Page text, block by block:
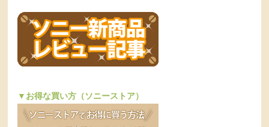
▼お得な買い方（ソニーストア）